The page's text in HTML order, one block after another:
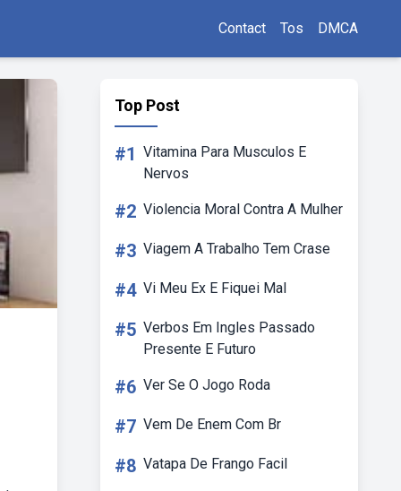
Contact Tos DMCA
Top Post
#1 Vitamina Para Musculos E
Nervos
#2 Violencia Moral Contra A Mulher
#3 Viagem A Trabalho Tem Crase
#4 Vi Meu Ex E Fiquei Mal
#5 Verbos Em Ingles Passado
Presente E Futuro
#6 Ver Se O Jogo Roda
#7 Vem De Enem Com Br
#8 Vatapa De Frango Facil